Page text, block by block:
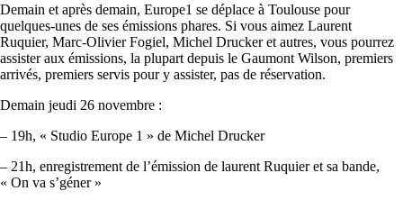
Demain et après demain, Europe1 se déplace à Toulouse pour
quelques-unes de ses émissions phares. Si vous aimez Laurent
Ruquier, Marc-Olivier Fogiel, Michel Drucker et autres, vous pourrez
assister aux émissions, la plupart depuis le Gaumont Wilson, premiers
arrivés, premiers servis pour y assister, pas de réservation.
Demain jeudi 26 novembre :
– 19h, « Studio Europe 1 » de Michel Drucker
– 21h, enregistrement de l’émission de laurent Ruquier et sa bande,
« On va s’géner »